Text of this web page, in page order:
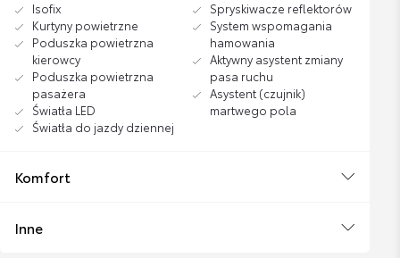
Isofix
Kurtyny powietrzne
Poduszka powietrzna
kierowcy
Poduszka powietrzna
pasażera
Światła LED
Światła do jazdy dziennej
Spryskiwacze reflektorów
System wspomagania
hamowania
Aktywny asystent zmiany
pasa ruchu
Asystent (czujnik)
martwego pola
Komfort
Inne